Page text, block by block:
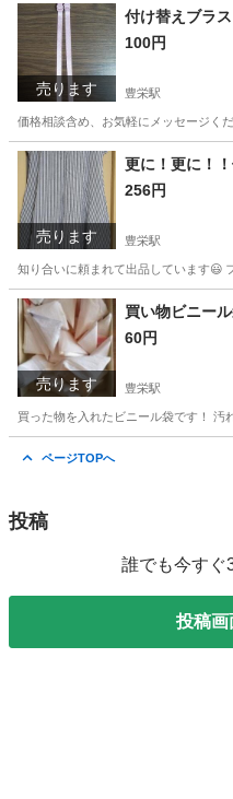
新潟 新潟市 豊栄駅 調理
売ります
付け替えブラ
100円
豊栄駅
価格相談含め、お気軽にメッセージく
新潟 新潟市 豊栄駅 アク
売ります
更に！更に！
256円
豊栄駅
知り合いに頼まれて出品しています😃
新潟 新潟市 豊栄駅 ワン
売ります
買い物ビニー
60円
豊栄駅
買った物を入れたビニール袋です！ 汚
ページTOPへ
投稿
誰でも今すぐ
投稿画